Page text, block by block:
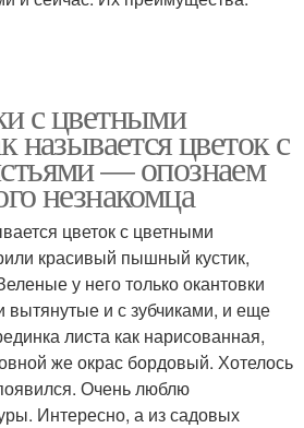
с цветными
называется цветок с
— опознаем
незнакомца
цветок с цветными
красивый пышный кустик,
у него только окантовки
вытянутые и с зубчиками, и еще
листа как нарисованная,
же окрас бордовый. Хотелось
Очень люблю
Интересно, а из садовых